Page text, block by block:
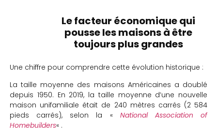
Le facteur économique qui
pousse les maisons à être
toujours plus grandes
Une chiffre pour comprendre cette évolution historique :
La taille moyenne des maisons Américaines a doublé
depuis 1950. En 2019, la taille moyenne d’une nouvelle
maison unifamiliale était de 240 mètres carrés (2 584
pieds carrés), selon la « National Association of
Homebuilders« .